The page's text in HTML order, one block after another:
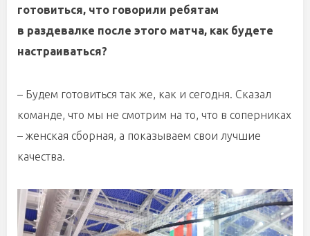
готовиться, что говорили ребятам
в раздевалке после этого матча, как будете
настраиваться?
– Будем готовиться так же, как и сегодня. Сказал
команде, что мы не смотрим на то, что в соперниках
– женская сборная, а показываем свои лучшие
качества.